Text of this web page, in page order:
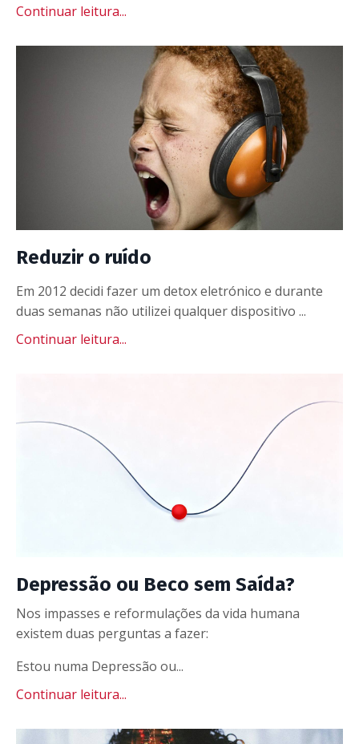
Continuar leitura...
Reduzir o ruído
Em 2012 decidi fazer um detox eletrónico e durante
duas semanas não utilizei qualquer dispositivo ...
Continuar leitura...
Depressão ou Beco sem Saída?
Nos impasses e reformulações da vida humana
existem duas perguntas a fazer:
Estou numa Depressão ou...
Continuar leitura...